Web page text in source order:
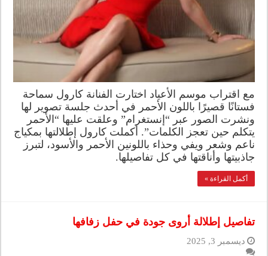
مع اقتراب موسم الأعياد اختارت الفنانة كارول سماحة
فستانًا قصيرًا باللون الأحمر في أحدث جلسة تصوير لها
ونشرت الصور عبر “إنستغرام” وعلقت عليها “الأحمر
يتكلم حين تعجز الكلمات”. أكملت كارول إطلالتها بمكياج
ناعم وشعر ويفي وحذاء باللونين الأحمر والأسود، لتبرز
جاذبيتها وأناقتها في كل تفاصيلها.
أكمل القراءة »
تفاصيل إطلالة أروى جودة في حفل زفافها
ديسمبر 3, 2025